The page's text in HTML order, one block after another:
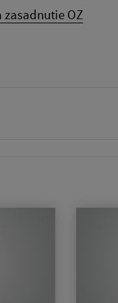
zasadnutie OZ